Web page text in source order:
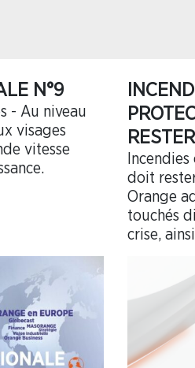
N°9
- Au niveau
visages
vitesse
doit
Orange
touchés
crise,